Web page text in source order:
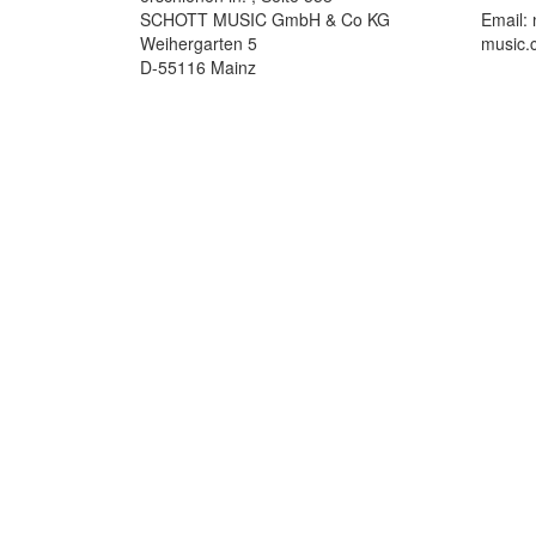
SCHOTT MUSIC GmbH & Co KG
Weihergarten 5
D-55116 Mainz
Email: